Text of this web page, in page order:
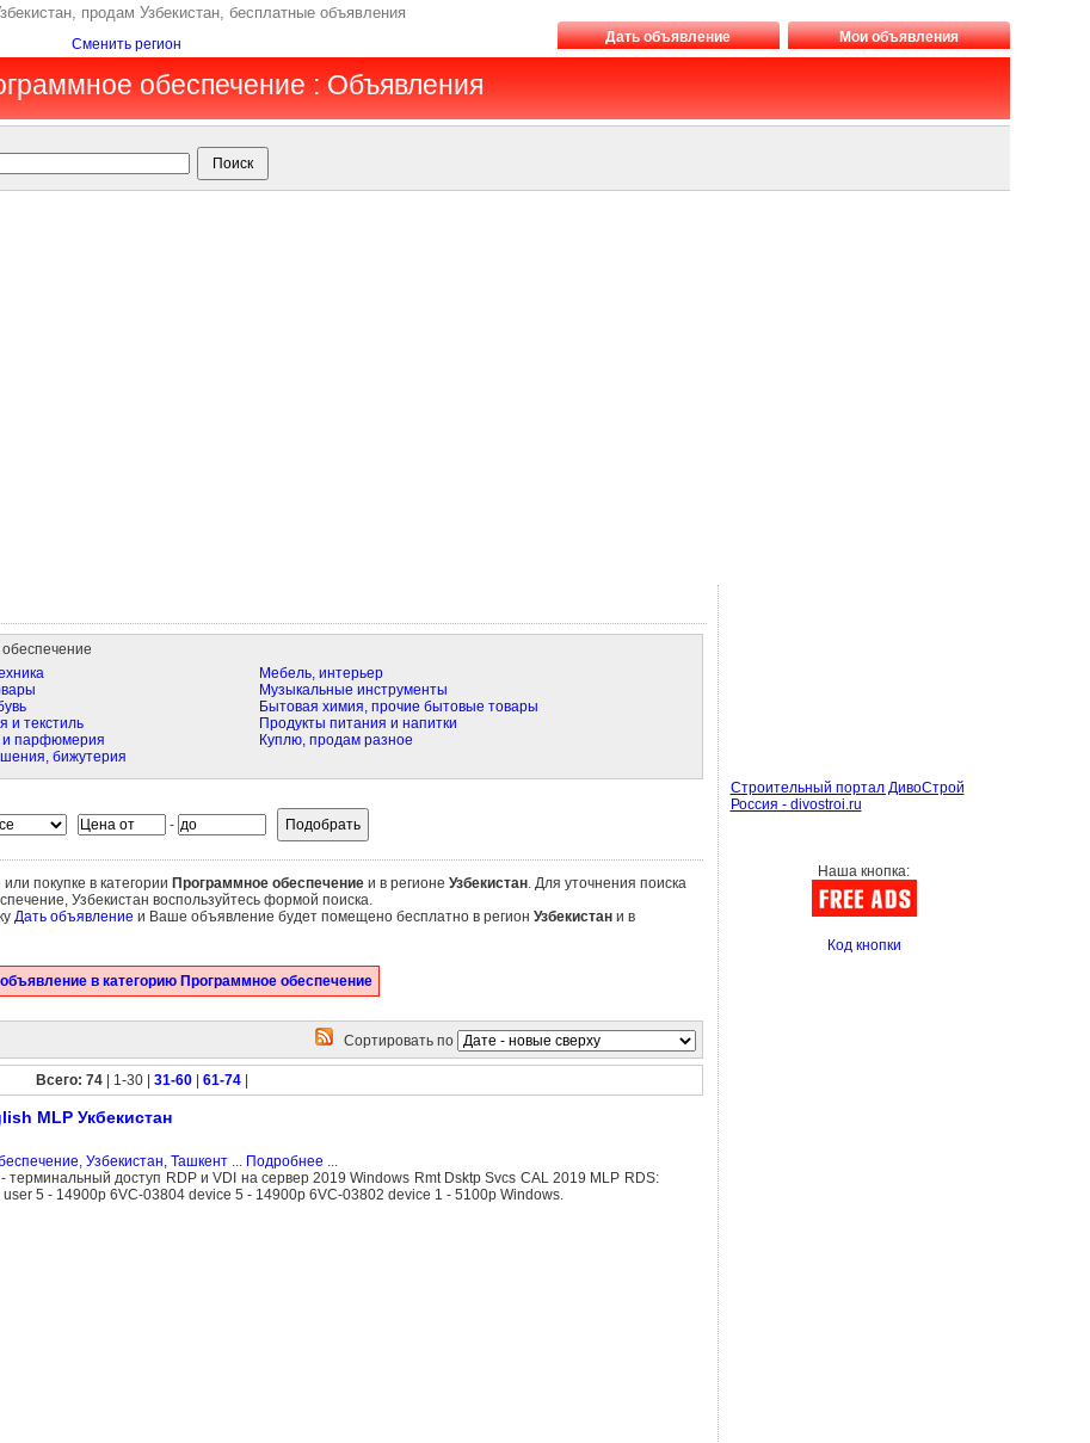
продам Узбекистан, бесплатные объявления
Сменить регион Дать объявление Мои объявления
обеспечение : Объявления
и текстиль
и парфюмерия
бижутерия
Мебель, интерьер
Музыкальные инструменты
Бытовая химия, прочие бытовые товары
Продукты питания и напитки
Куплю, продам разное
-
покупке в категории Программное обеспечениеи в регионе Узбекистан. Для уточнения поиска
Узбекистан воспользуйтесь формой поиска.
Дать объявление и Ваше объявление будет помещено бесплатно в регион Узбекистани в
в категорию Программное обеспечение
Сортировать по
Всего: 74 | 1-30 | 31-60 61-74
МLP Укбекистан
, Узбекистан, Ташкент... Подробнее ...
доступ RDP и VDI на сервер 2019 Windows Rmt Dsktp Svcs CAL 2019 MLP RDS:
5 - 14900р 6VC-03804 device 5 - 14900р 6VC-03802 device 1 - 5100р Windows.
Строительный портал ДивоСтрой
Россия - divostroi.ru
Наша кнопка:
Код кнопки